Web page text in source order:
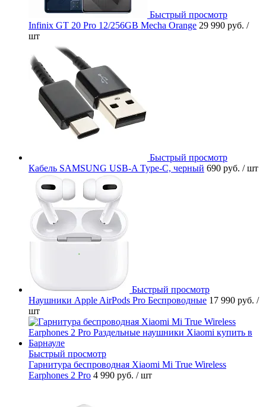
Быстрый просмотр
Infinix GT 20 Pro 12/256GB Mecha Orange 29 990 руб. /
шт
Быстрый просмотр
Кабель SAMSUNG USB-A Type-C, черный 690 руб. / шт
Быстрый просмотр
Наушники Apple AirPods Pro Беспроводные 17 990 руб. /
шт
Быстрый просмотр
Гарнитура беспроводная Xiaomi Mi True Wireless
Earphones 2 Pro 4 990 руб. / шт